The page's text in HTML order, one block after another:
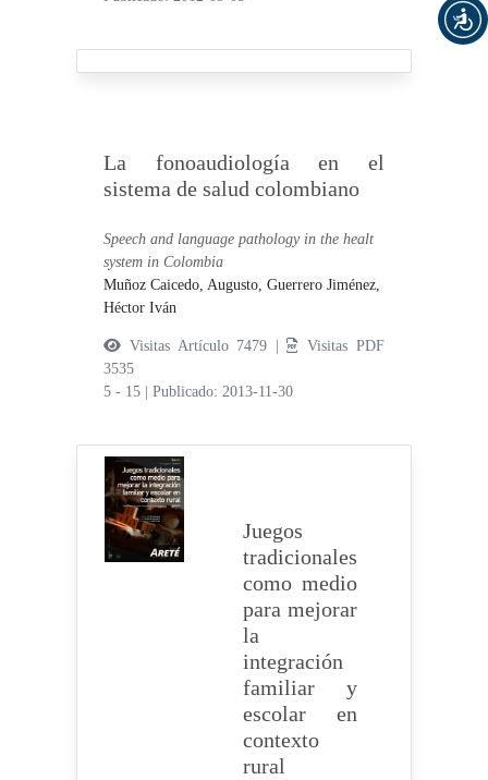
La fonoaudiología en el
sistema de salud colombiano
Speech and language pathology in the healt
system in Colombia
Muñoz Caicedo, Augusto,Guerrero Jiménez,
Héctor Iván
Visitas Artículo 7479 |
Visitas PDF
3535
5 - 15
|Publicado: 2013-11-30
Juegos
tradicionales
como medio
para mejorar
la
integración
familiar y
escolar en
contexto
rural